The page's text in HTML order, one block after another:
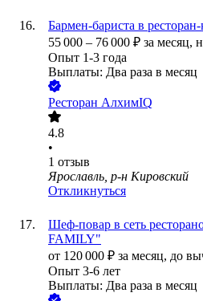
Бармен-бариста в
55 000 – 76 000 ₽ за месяц,
Опыт 1-3 года
Выплаты: Два раза в месяц
Ресторан АлхимIQ
4.8
•
1 отзыв
Ярославль, р-н Кировский
Откликнуться
Шеф-повар в сеть
FAMILY"
от 120 000 ₽ за месяц, до
Опыт 3-6 лет
Выплаты: Два раза в месяц